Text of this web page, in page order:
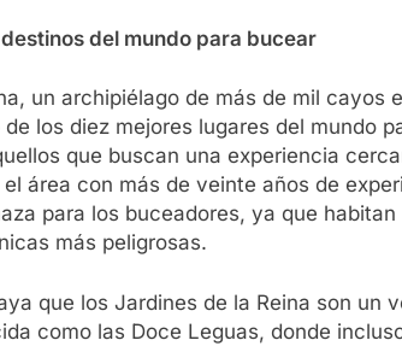
del mundo para bucear
un archipiélago de más de mil cayos
los diez mejores lugares del mundo
que buscan una experiencia
área con más de veinte años de
para los buceadores, ya que
más peligrosas.
que los Jardines de la Reina son un
como las Doce Leguas, donde